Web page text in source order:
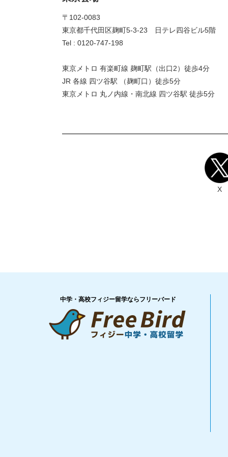
〒102-0083
東京都千代田区麹町5-3-23 日テレ四谷ビル5階
Tel : 0120-747-198
東京メトロ 有楽町線 麹町駅（出口2）徒歩4分
JR 各線 四ツ谷駅 （麹町口）徒歩5分
東京メトロ 丸ノ内線・南北線 四ツ谷駅 徒歩5分
X
中学・高校フィジー留学ならフリーバード